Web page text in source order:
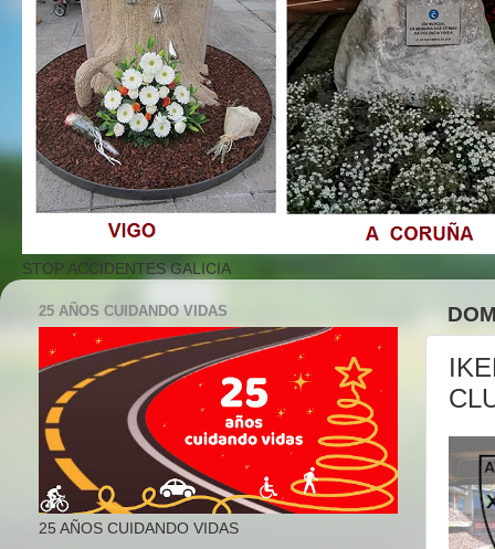
STOP ACCIDENTES GALICIA
25 AÑOS CUIDANDO VIDAS
25 AÑOS CUIDANDO VIDAS